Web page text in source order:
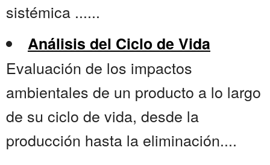
sistémica ......
Análisis del Ciclo de Vida
Evaluación de los impactos
ambientales de un producto a lo largo
de su ciclo de vida, desde la
producción hasta la eliminación....